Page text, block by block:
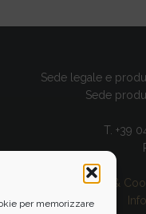
per memorizzare
Sede legale e
Sede
T. +39
Privacy &